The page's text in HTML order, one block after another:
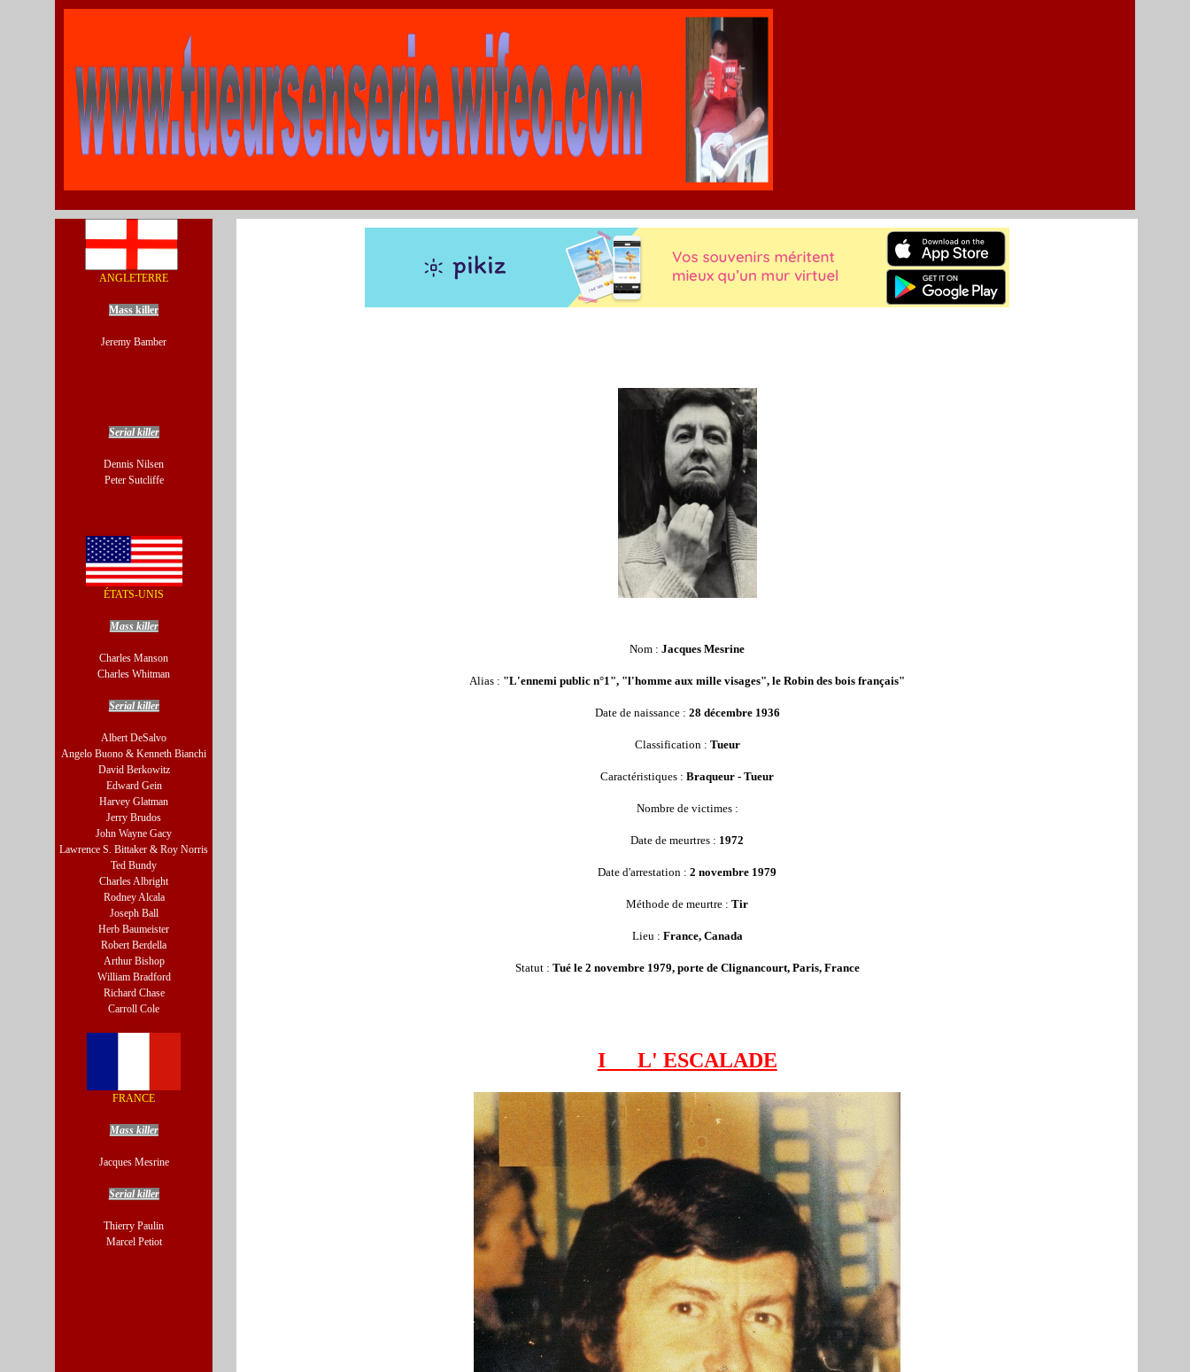
ANGLETERRE
Mass killer
Jeremy Bamber
Serial killer
Dennis Nilsen
Peter Sutcliffe
ÉTATS-UNIS
Mass killer
Charles Manson
Charles Whitman
Serial killer
Albert DeSalvo
Angelo Buono & Kenneth Bianchi
David Berkowitz
Edward Gein
Harvey Glatman
Jerry Brudos
John Wayne Gacy
Lawrence S. Bittaker & Roy Norris
Ted Bundy
Charles Albright
Rodney Alcala
Joseph Ball
Herb Baumeister
Robert Berdella
Arthur Bishop
William Bradford
Richard Chase
Carroll Cole
FRANCE
Mass killer
Jacques Mesrine
Serial killer
Thierry Paulin
Marcel Petiot
Nom :Jacques Mesrine
Alias : "L'ennemi public n°1", "l'homme aux mille visages", le Robin des bois français"
Date de naissance : 28 décembre 1936
Classification : Tueur
Caractéristiques :Braqueur - Tueur
Nombre de victimes :
Date de meurtres : 1972
Date d'arrestation : 2 novembre 1979
Méthode de meurtre : Tir
Lieu : France, Canada
Statut : Tué le 2 novembre 1979, porte de Clignancourt, Paris, France
I L' ESCALADE